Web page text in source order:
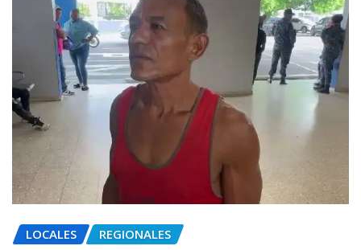
LOCALES REGIONALES